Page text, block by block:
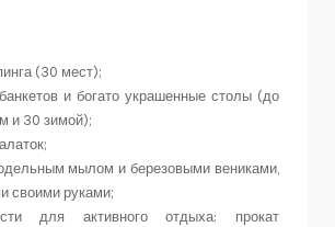
(30 мест);
и богато украшенные столы (до
и 30 зимой);
мылом и березовыми вениками,
своими руками;
для активного отдыха: прокат